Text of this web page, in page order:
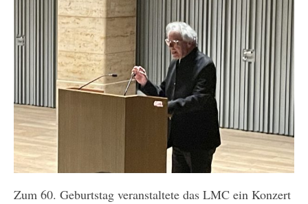
Zum 60. Geburtstag veranstaltete das LMC ein Konzert